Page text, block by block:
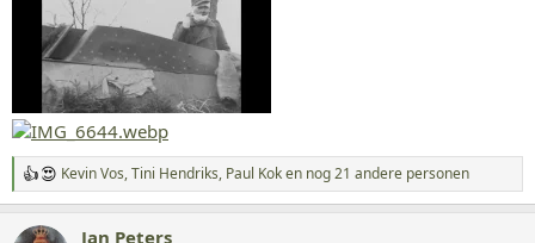
W
a
r
Kevin Vos,Tini Hendriks, Paul Koken nog 21 andere personen
Jan Peters